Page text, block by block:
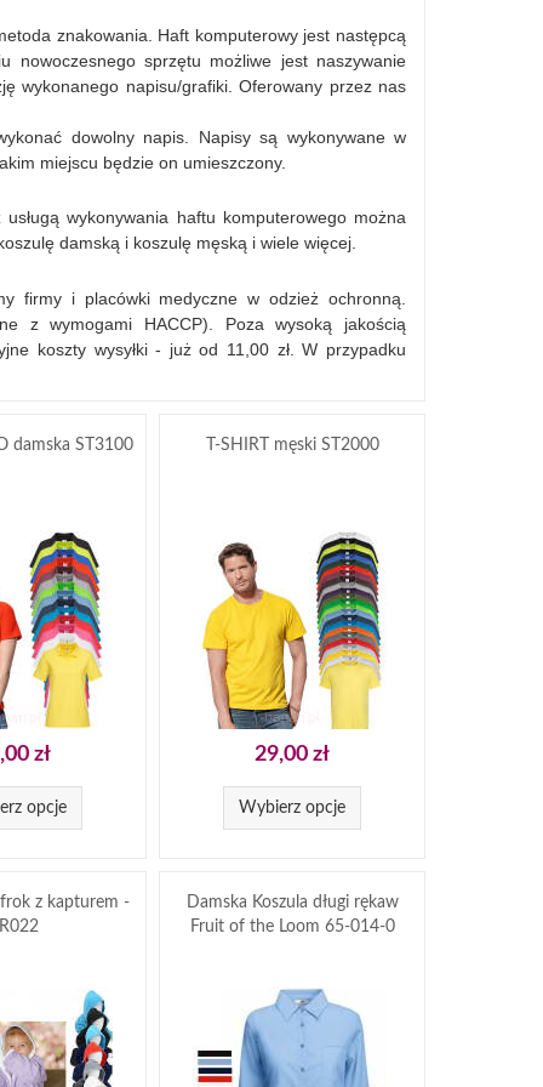
znakowania. Haft komputerowy jest następcą
nowoczesnego sprzętu możliwe jest naszywanie
wykonanego napisu/grafiki. Oferowany przez nas
dowolny napis. Napisy są wykonywane w
miejscu będzie on umieszczony.
wykonywania haftu komputerowego można
damską i koszulę męską i wiele więcej.
firmy i placówki medyczne w odzież ochronną.
z wymogami HACCP). Poza wysoką jakością
koszty wysyłki - już od 11,00 zł. W przypadku
damska ST3100
zł
opcje
T-SHIRT męski ST2000
29,00 zł
Wybierz opcje
z kapturem -
Damska Koszula długi rękaw
Fruit of the Loom 65-014-0